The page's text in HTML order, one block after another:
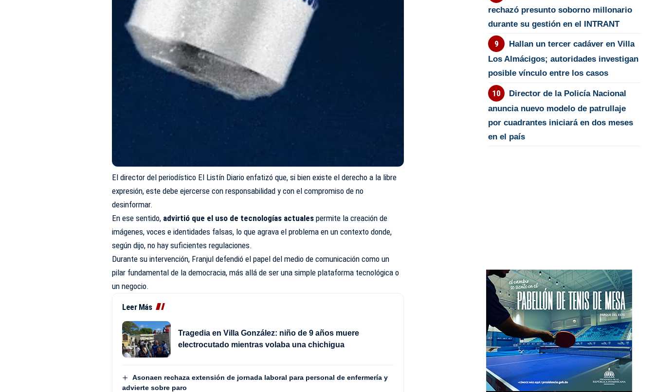
El director del periodístico El Listín Diario enfatizó que, si bien existe el derecho a la libre
expresión, este debe ejercerse con responsabilidad y con el compromiso de no
desinformar.
En ese sentido, advirtió que el uso de tecnologías actualespermite la creación de
imágenes, voces e identidades falsas, lo que agrava el problema en un contexto donde,
según dijo, no hay suficientes regulaciones.
Durante su intervención, Franjul defendió el papel del medio de comunicación como un
pilar fundamental de la democracia, más allá de ser una simple plataforma tecnológica o
un negocio.
Leer Más
Tragedia en Villa González: niño de 9 años muere
electrocutado mientras volaba una chichigua
Asonaen rechaza extensión de jornada laboral para personal de enfermería y
advierte sobre paro
rechazó presunto soborno millonario
durante su gestión en el INTRANT
Hallan un tercer cadáver en Villa
Los Almácigos; autoridades investigan
posible vínculo entre los casos
Director de la Policía Nacional
anuncia nuevo modelo de patrullaje
por cuadrantes iniciará en dos meses
en el país